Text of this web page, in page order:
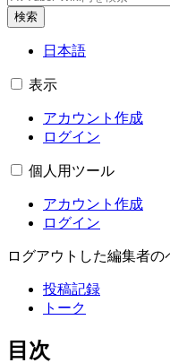
検索
日本語
表示
アカウント作成
ログイン
個人用ツール
アカウント作成
ログイン
ログアウトした編集者の
投稿記録
トーク
目次